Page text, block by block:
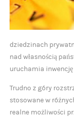
dziedzinach
nad własnością
uruchamia
Trudno z góry
stosowane w
realne możliwości